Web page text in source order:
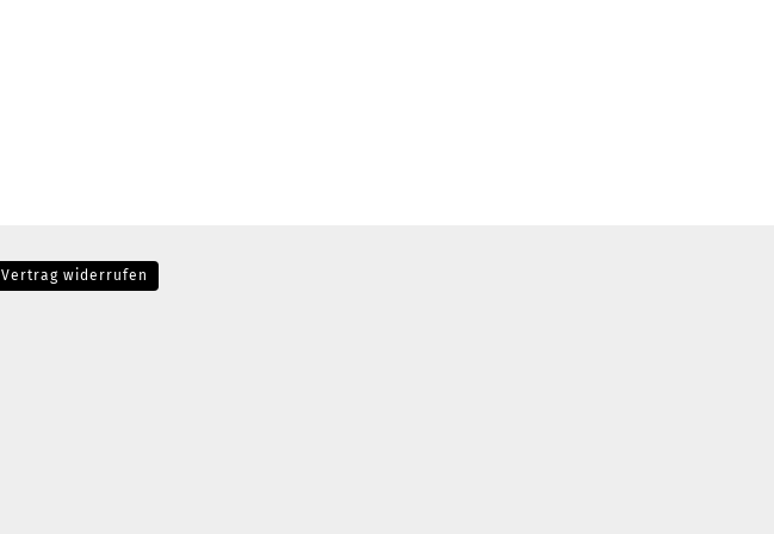
Vertrag widerrufen